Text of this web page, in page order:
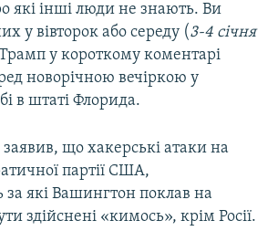
які інші люди не знають. Ви
у вівторок або середу (3-4 січня
у короткому коментарі
новорічною вечіркою у
в штаті Флорида.
заявив, що хакерські атаки на
партії США,
за які Вашингтон поклав на
здійснені «кимось», крім Росії.